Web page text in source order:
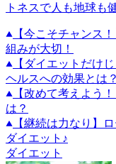
トネスで人も地球も
【今こそチャンス
組みが大切！
【ダイエットだけ
ヘルスへの効果とは？
【改めて考えよう
は？
【継続は力なり】
ダイエット♪
ダイエット